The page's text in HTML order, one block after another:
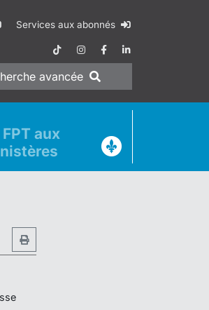
Services aux abonnés
avancée
FPT aux